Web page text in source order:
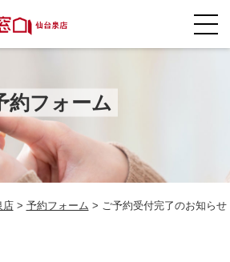
約フォーム
店> 予約フォーム > ご予約受付完了のお知らせ